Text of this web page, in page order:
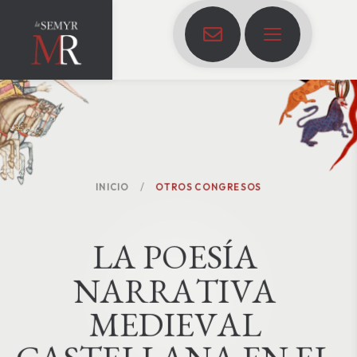
INICIO OTROS CONGRESOS
LAPOESÍA
NARRATIVA
MEDIEVAL